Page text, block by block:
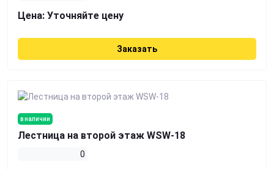
Цена: Уточняйте цену
Заказать
в наличии
Лестница на второй этаж WSW-18
0